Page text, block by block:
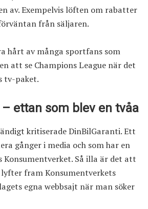
av. Exempelvis löften om rabatter
från säljaren.
hårt av många sportfans som
att se Champions League när det
tv-paket.
ettan som blev en tvåa
kritiserade DinBilGaranti. Ett
gånger i media och som har en
Konsumentverket. Så illa är det att
fram Konsumentverkets
egna webbsajt när man söker